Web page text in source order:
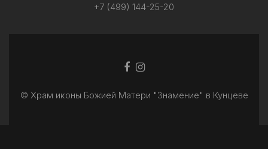
+7 (499) 144-25-20
Facebook
Ссылка
© Храм иконы Божией Матери "Знамение" в Кунцеве